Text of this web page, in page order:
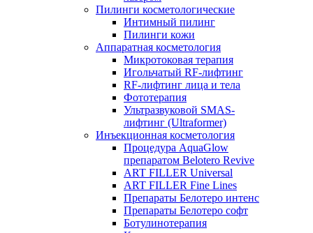
Пилинги косметологические
Интимный пилинг
Пилинги кожи
Аппаратная косметология
Микротоковая терапия
Игольчатый RF-лифтинг
RF-лифтинг лица и тела
Фототерапия
Ультразвуковой SMAS-
лифтинг (Ultraformer)
Инъекционная косметология
Процедура AquaGlow
препаратом Belotero Revive
ART FILLER Universal
ART FILLER Fine Lines
Препараты Белотеро интенс
Препараты Белотеро софт
Ботулинотерапия